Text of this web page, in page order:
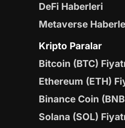
DeFi Haberleri
Metaverse
Kripto Paralar
Bitcoin (BTC) Fiyatı
Ethereum (ETH)
Binance Coin
Solana (SOL) Fiyatı